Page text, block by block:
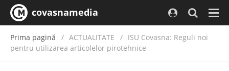
covasnamedia
Prima pagină ACTUALITATE / ISU Covasna: Reguli noi
pentru utilizarea articolelor pirotehnice